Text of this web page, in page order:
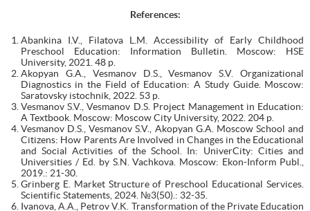
References:
Abankina I.V., Filatova L.M. Accessibility of Early Childhood
Preschool Education: Information Bulletin. Moscow: HSE
University, 2021. 48 p.
Akopyan G.A., Vesmanov D.S., Vesmanov S.V. Organizational
Diagnostics in the Field of Education: A Study Guide. Moscow:
Saratovsky istochnik, 2022. 53 p.
Vesmanov S.V., Vesmanov D.S. Project Management in Education:
A Textbook. Moscow: Moscow City University, 2022. 204 p.
Vesmanov D.S., Vesmanov S.V., Akopyan G.A. Moscow School and
Citizens: How Parents Are Involved in Changes in the Educational
and Social Activities of the School. In: UniverCity: Cities and
Universities / Ed. by S.N. Vachkova. Moscow: Ekon-Inform Publ.,
2019.: 21-30.
Grinberg E. Market Structure of Preschool Educational Services.
Scientific Statements, 2024. №3(50).: 32-35.
Ivanova, A.A., Petrov V.K. Transformation of the Private Education